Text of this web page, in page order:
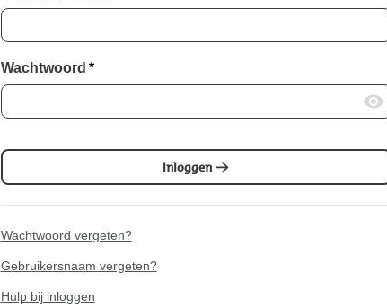
Wachtwoord *
Inloggen
Wachtwoord vergeten?
Gebruikersnaam vergeten?
Hulp bij inloggen